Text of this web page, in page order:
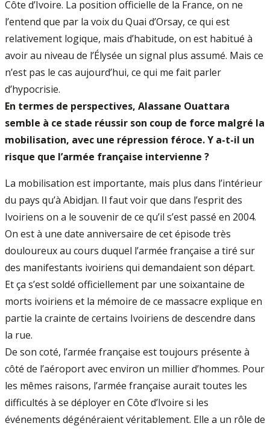
Côte d’Ivoire. La position officielle de la France, on ne
l’entend que par la voix du Quai d’Orsay, ce qui est
relativement logique, mais d’habitude, on est habitué à
avoir au niveau de l’Élysée un signal plus assumé. Mais ce
n’est pas le cas aujourd’hui, ce qui me fait parler
d’hypocrisie.
En termes de perspectives, Alassane Ouattara
semble à ce stade réussir son coup de force malgré la
mobilisation, avec une répression féroce. Y a-t-il un
risque que l’armée française intervienne ?
La mobilisation est importante, mais plus dans l’intérieur
du pays qu’à Abidjan. Il faut voir que dans l’esprit des
Ivoiriens on a le souvenir de ce qu’il s’est passé en 2004.
On est à une date anniversaire de cet épisode très
douloureux au cours duquel l’armée française a tiré sur
des manifestants ivoiriens qui demandaient son départ.
Et ça s’est soldé officiellement par une soixantaine de
morts ivoiriens et la mémoire de ce massacre explique en
partie la crainte de certains Ivoiriens de descendre dans
la rue.
De son coté, l’armée française est toujours présente à
côté de l’aéroport avec environ un millier d’hommes. Pour
les mêmes raisons, l’armée française aurait toutes les
difficultés à se déployer en Côte d’Ivoire si les
événements dégénéraient véritablement. Elle a un rôle de